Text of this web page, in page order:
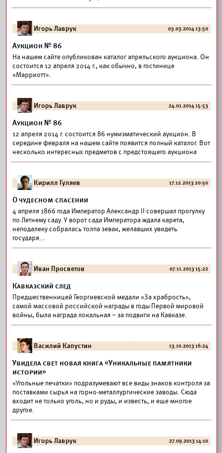
Игорь Лаврук 03.03.2014 13:50
Аукцион № 86
На нашем сайте опубликован каталог апрельского аукциона. Он
состоится 12 апреля 2014 г., как обычно, в гостинице
«Марриотт».
Игорь Лаврук 24.01.2014 15:53
Аукцион № 86
12 апреля 2014 г. состоится 86 нумизматический аукцион. В
середине февраля на нашем сайте появится полный каталог. Вот
несколько интересных предметов с предстоящего аукциона
Кирилл Гуляев 17.12.2013 20:50
О чудесном спасении
4 апреля 1866 года Император Александр II совершал прогулку
по Летнему саду. У ворот сада Императора ждала карета,
неподалеку собралась толпа зевак, желавших увидеть
государя...
Иван Просветов 07.11.2013 15:22
Кавказский след
Предшественницей Георгиевской медали «За храбрость»,
самой массовой российской награды в годы Первой мировой
войны, была награда локальная – за подвиги на Кавказе.
Василий Капустин 13.10.2013 16:24
Увидела свет новая книга «Уникальные памятники
истории»
«Угольные печатки» подразумевают все виды знаков контроля за
поставками сырья на горно-металлургические заводы. Сюда
входит не только уголь, но и руды, и известь, и еще многое
другое.
Игорь Лаврук 27.09.2013 14:10